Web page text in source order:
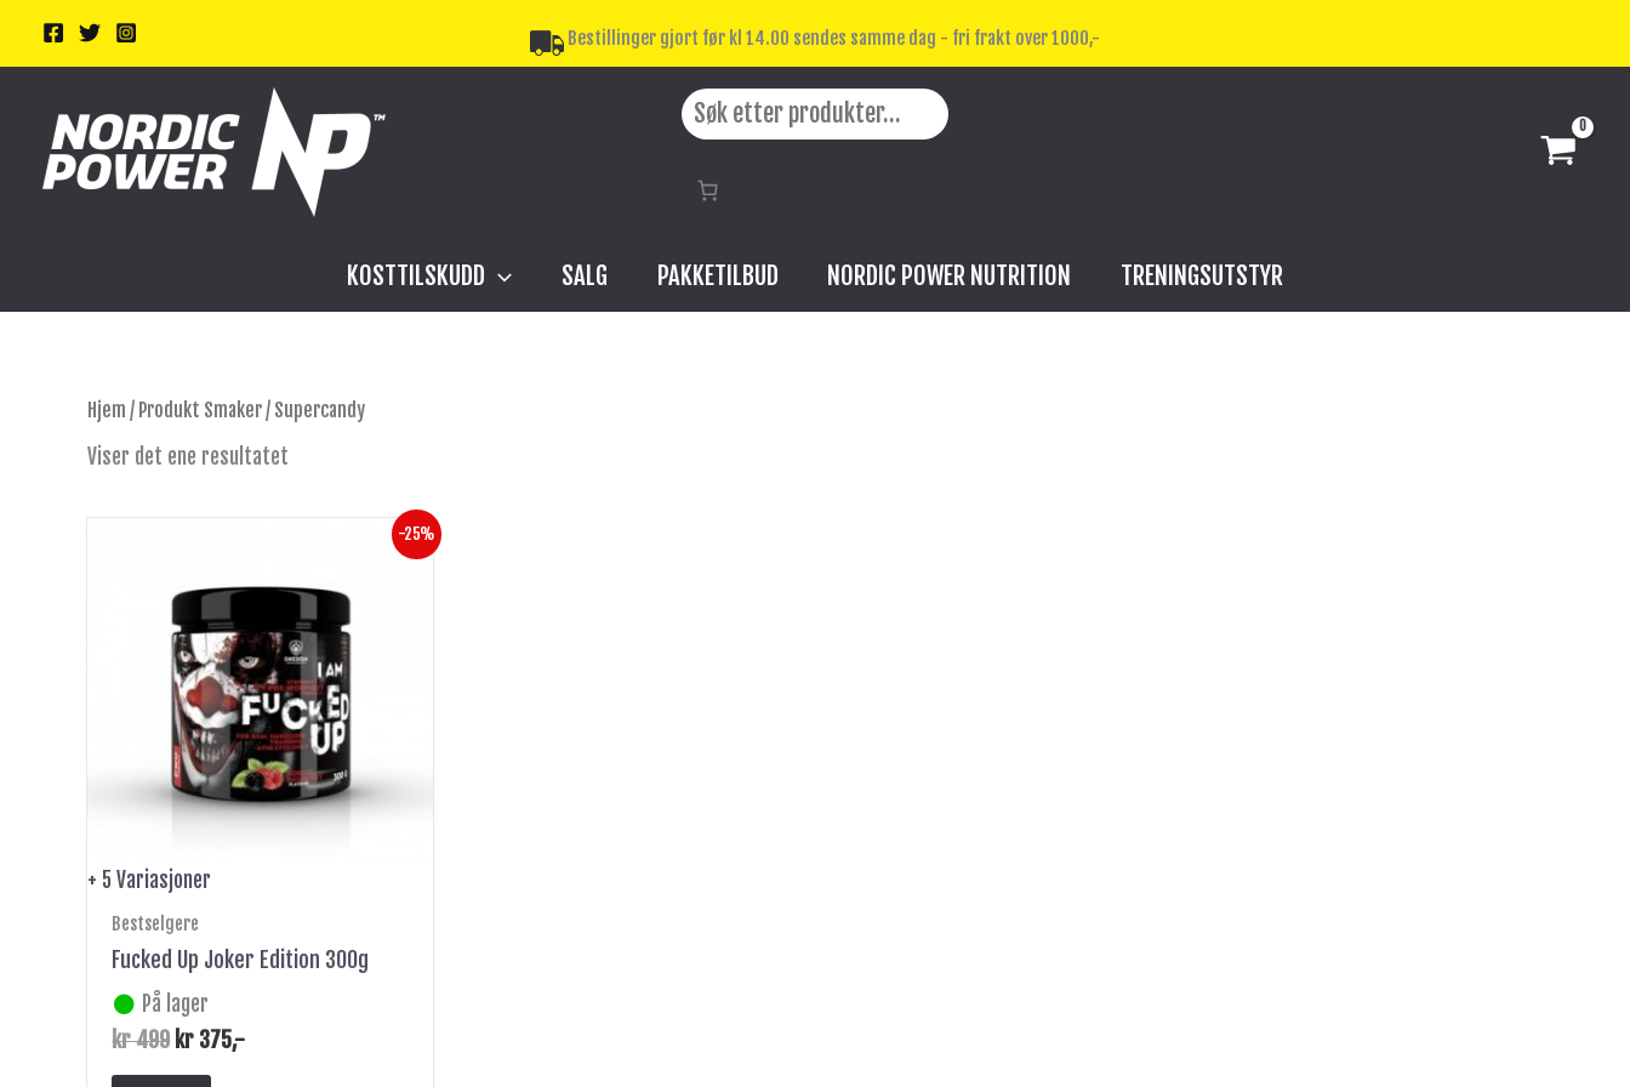
innholdet
Bestillinger gjort før kl 14.00 sendes samme dag - fri frakt over 1000,-
KOSTTILSKUDD SALG PAKKETILBUD NORDIC POWER NUTRITION TRENINGSUTSTYR
Hjem / Produkt Smaker / Supercandy
Viser det ene resultatet
-25%
+ 5 Variasjoner
Bestselgere
Fucked Up Joker Edition 300g
På lager
kr499
var:
kr 499.
kr 375
er:
,-
har
flere
varianter.
Alternativene
kan
velges
på